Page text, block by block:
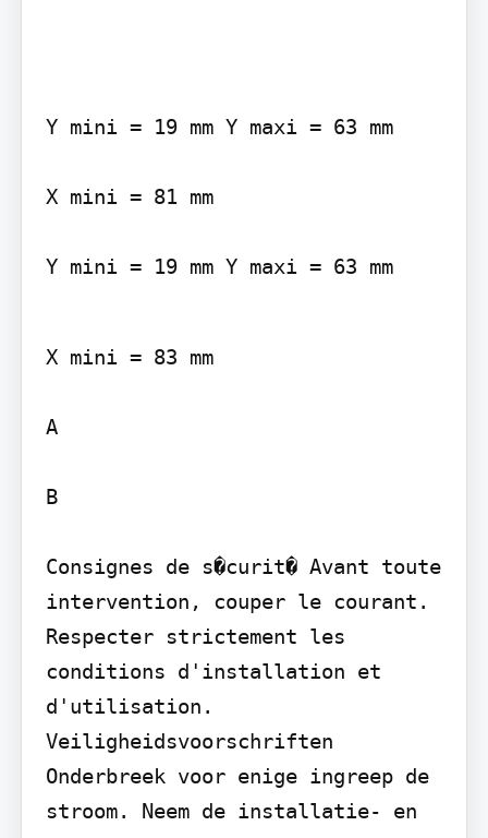
Y mini = 19 mm Y maxi = 63 mm
X mini = 81 mm
Y mini = 19 mm Y maxi = 63 mm
X mini = 83 mm
A
B
Consignes de s�curit� Avant toute
intervention, couper le courant.
Respecter strictement les
conditions d'installation et
d'utilisation.
Veiligheidsvoorschriften
Onderbreek voor enige ingreep de
stroom. Neem de installatie- en